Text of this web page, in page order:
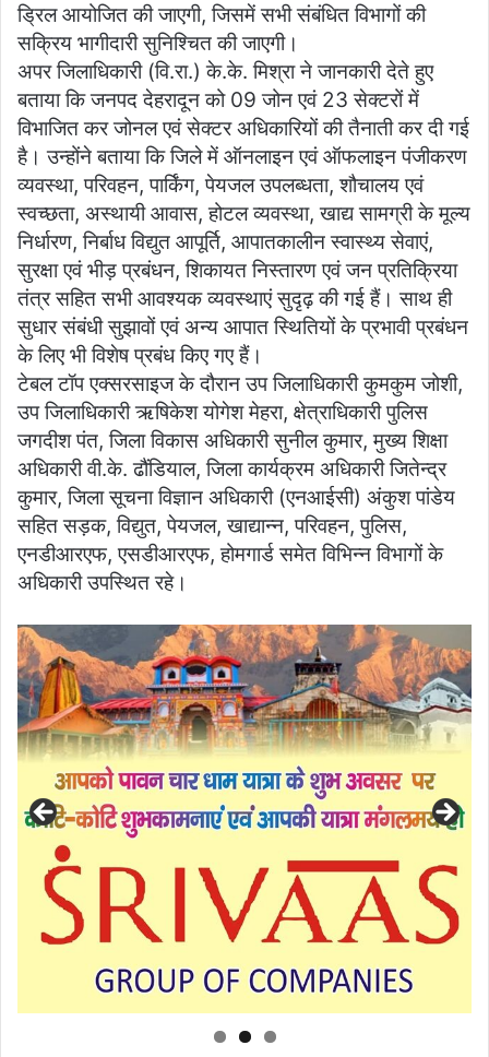
ड्रिल आयोजित की जाएगी, जिसमें सभी संबंधित विभागों की
सक्रिय भागीदारी सुनिश्चित की जाएगी।
अपर जिलाधिकारी (वि.रा.) के.के. मिश्रा ने जानकारी देते हुए
बताया कि जनपद देहरादून को 09 जोन एवं 23 सेक्टरों में
विभाजित कर जोनल एवं सेक्टर अधिकारियों की तैनाती कर दी गई
है। उन्होंने बताया कि जिले में ऑनलाइन एवं ऑफलाइन पंजीकरण
व्यवस्था, परिवहन, पार्किंग, पेयजल उपलब्धता, शौचालय एवं
स्वच्छता, अस्थायी आवास, होटल व्यवस्था, खाद्य सामग्री के मूल्य
निर्धारण, निर्बाध विद्युत आपूर्ति, आपातकालीन स्वास्थ्य सेवाएं,
सुरक्षा एवं भीड़ प्रबंधन, शिकायत निस्तारण एवं जन प्रतिक्रिया
तंत्र सहित सभी आवश्यक व्यवस्थाएं सुदृढ़ की गई हैं। साथ ही
सुधार संबंधी सुझावों एवं अन्य आपात स्थितियों के प्रभावी प्रबंधन
के लिए भी विशेष प्रबंध किए गए हैं।
टेबल टॉप एक्सरसाइज के दौरान उप जिलाधिकारी कुमकुम जोशी,
उप जिलाधिकारी ऋषिकेश योगेश मेहरा, क्षेत्राधिकारी पुलिस
जगदीश पंत, जिला विकास अधिकारी सुनील कुमार, मुख्य शिक्षा
अधिकारी वी.के. ढौंडियाल, जिला कार्यक्रम अधिकारी जितेन्द्र
कुमार, जिला सूचना विज्ञान अधिकारी (एनआईसी) अंकुश पांडेय
सहित सड़क, विद्युत, पेयजल, खाद्यान्न, परिवहन, पुलिस,
एनडीआरएफ, एसडीआरएफ, होमगार्ड समेत विभिन्न विभागों के
अधिकारी उपस्थित रहे।